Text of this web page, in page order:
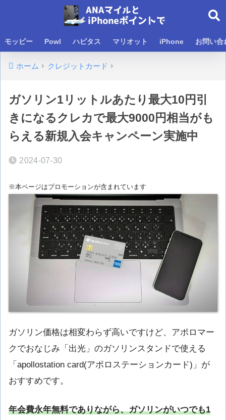
モッピー Powl ハピタス マリオット iPhone お問い合
ホーム クレジットカード
ガソリン1リットルあたり最大10円引
きになるクレカで最大9000円相当がも
らえる新規入会キャンペーン実施中
2024-07-30
※本ページはプロモーションが含まれています
ガソリン価格は相変わらず高いですけど、アポロマー
クでおなじみ「出光」のガソリンスタンドで使える
「apollostation card(アポロステーションカード)」が
おすすめです。
年会費永年無料でありながら、ガソリンがいつでも1